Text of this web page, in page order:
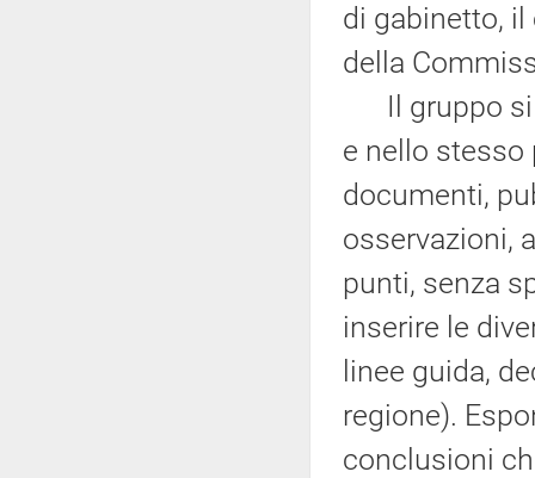
di gabinetto, il
della
Il gruppo si
e nello
documenti,
osservazioni,
punti, senza
inserire le
linee guida,
regione).
conclusioni